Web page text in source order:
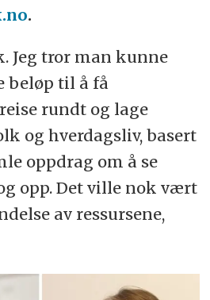
.
Jeg tror man kunne
beløp til å få
rundt og lage
og hverdagsliv, basert
oppdrag om å se
opp. Det ville nok vært
av ressursene,